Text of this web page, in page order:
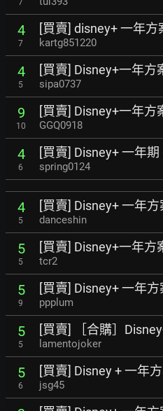
7
4
7
[買賣] disney+ 一年方
kartg851220
4
5
[買賣] Disney+一年方
sipa0737
9
10
[買賣] Disney+一年方
GGQ0918
4
6
[買賣] Disney+ 一年
spring0124
4
5
[買賣] Disney+ 一年方
danceshin
5
5
[買賣] Disney+一年方
tcr2
5
9
[買賣] Disney+ 一年方
ppplum
5
5
[買賣] ［合購］
lamentojoker
5
6
[買賣] Disney + 一年
jsg45